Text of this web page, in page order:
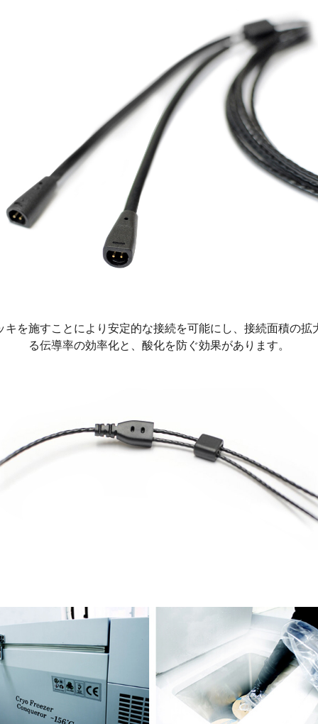
キを施すことにより安定的な接続を可能にし、接続面積の拡
る伝導率の効率化と、酸化を防ぐ効果があります。